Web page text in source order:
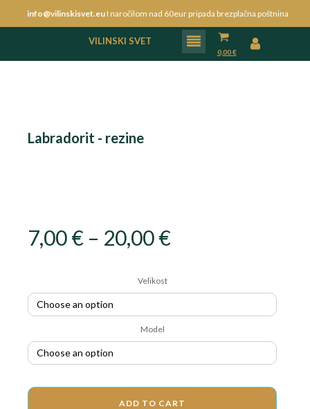
info@vilinskisvet.euI naročilom nad 60eur pripada brezplačna poštnina
VILINSKI SVET
0,00€
Labradorit - rezine
7,00€ – 20,00€Price
through
20,00 €
Velikost
Model
ADD TO CART